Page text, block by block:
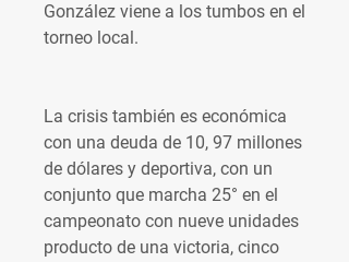
González viene a los tumbos en el
torneo local.
La crisis también es económica
con una deuda de 10, 97 millones
de dólares y deportiva, con un
conjunto que marcha 25° en el
campeonato con nueve unidades
producto de una victoria, cinco